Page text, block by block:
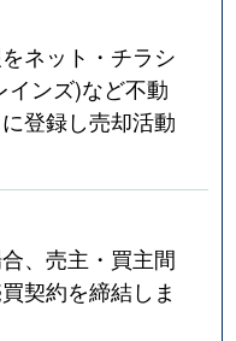
ネット・チラシ
インズ)など不動
登録し売却活動
、売主・買主間
契約を締結しま